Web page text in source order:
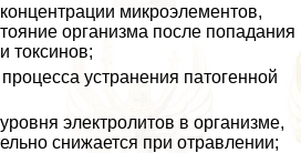
микроэлементов,
организма после попадания
токсинов;
устранения патогенной
электролитов в организме,
снижается при отравлении;